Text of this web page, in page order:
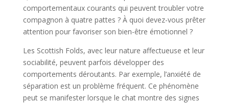
comportementaux courants qui peuvent troubler votre
compagnon à quatre pattes ? À quoi devez-vous prêter
attention pour favoriser son bien-être émotionnel ?
Les Scottish Folds, avec leur nature affectueuse et leur
sociabilité, peuvent parfois développer des
comportements déroutants. Par exemple, l’anxiété de
séparation est un problème fréquent. Ce phénomène
peut se manifester lorsque le chat montre des signes